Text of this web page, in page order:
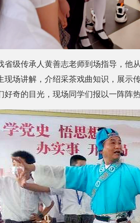
省级传承人黄善志老师到场指导，他
现场讲解，介绍采茶戏曲知识，展示
奇的目光，现场同学们报以一阵阵热